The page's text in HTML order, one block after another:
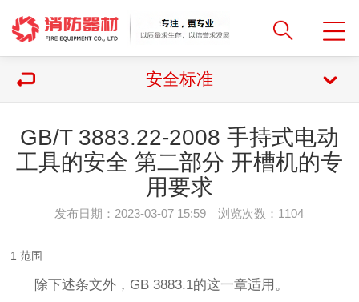
安全标准
GB/T 3883.22-2008 手持式电动
工具的安全 第二部分 开槽机的专
用要求
发布日期：2023-03-07 15:59 浏览次数： 1104
1 范围
除下述条文外，GB 3883.1的这一章适用。